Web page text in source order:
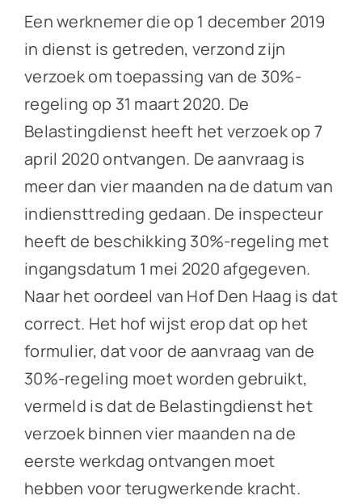
Een werknemer die op 1 december 2019
in dienst is getreden, verzond zijn
verzoek om toepassing van de 30%-
regeling op 31 maart 2020. De
Belastingdienst heeft het verzoek op 7
april 2020 ontvangen. De aanvraag is
meer dan vier maanden na de datum van
indiensttreding gedaan. De inspecteur
heeft de beschikking 30%-regeling met
ingangsdatum 1 mei 2020 afgegeven.
Naar het oordeel van Hof Den Haag is dat
correct. Het hof wijst erop dat op het
formulier, dat voor de aanvraag van de
30%-regeling moet worden gebruikt,
vermeld is dat de Belastingdienst het
verzoek binnen vier maanden na de
eerste werkdag ontvangen moet
hebben voor terugwerkende kracht.